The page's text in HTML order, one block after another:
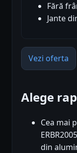
Fără
Jante
Vezi oferta
Alege
Cea mai
din